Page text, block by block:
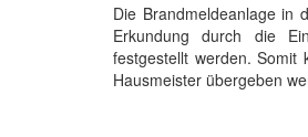
Die Brandmeldeanlage in
Erkundung durch die
festgestellt werden. Somit
Hausmeister übergeben